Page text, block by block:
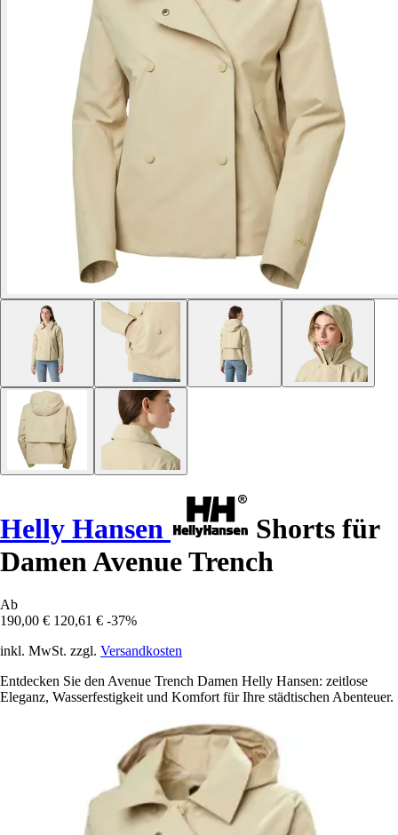
Helly Hansen
Shorts für
Damen Avenue Trench
Ab
190,00 € 120,61 € -37%
inkl. MwSt. zzgl. Versandkosten
Entdecken Sie den Avenue Trench Damen Helly Hansen: zeitlose
Eleganz, Wasserfestigkeit und Komfort für Ihre städtischen Abenteuer.